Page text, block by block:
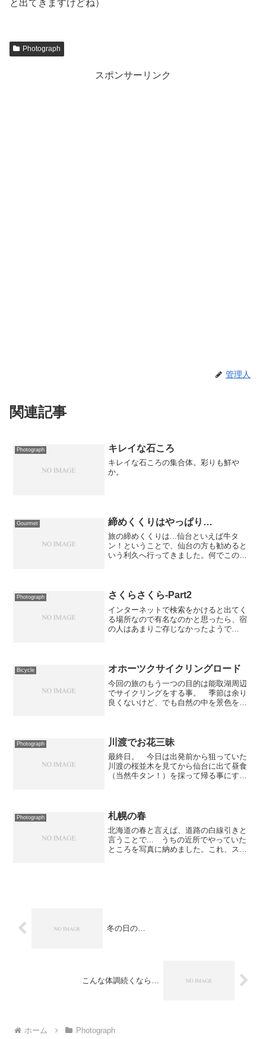
と出てきますけどね）
Photograph
スポンサーリンク
管理人
関連記事
Photograph キレイな石ころ
キレイな石ころの集合体。彩りも鮮や
か。
Gourmet 締めくくりはやっぱり…
旅の締めくくりは...仙台といえば牛タ
ン！ということで、仙台の方も勧めると
いう利久へ行ってきました。何でこの店
かったので「絶対に...
Photograph さくらさくら-Part2
インターネットで検索をかけると出てく
る場所なので有名なのかと思ったら、宿
の人はあまりご存じなかったようで
Bicycle オホーツクサイクリングロード
今回の旅のもう一つの目的は能取湖周辺
でサイクリングをする事。 季節は余り
良くないけど、でも自然の中を景色を楽
いたかったのだが、いろい...
Photograph 川渡でお花三昧
最終日。 今日は出発前から狙っていた
川渡の桜並木を見てから仙台に出て昼食
（当然牛タン！）を採って帰る事にす
ると、時間を外してしまっ...
Photograph 札幌の春
北海道の春と言えば、道路の白線引きと
言うことで... うちの近所でやっていた
ところを写真に納めました。これ、スパ
冬の日の…
こんな体調続くなら…
ホーム Photograph